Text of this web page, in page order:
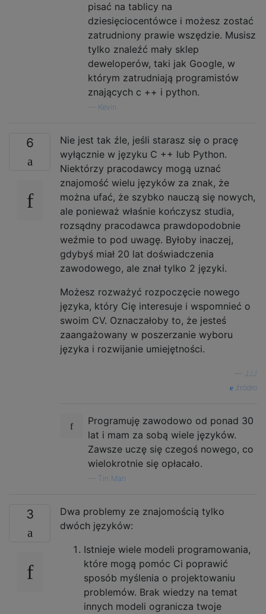
pisać na tablicy na
dziesięciocentówce i możesz zostać
zatrudniony prawie wszędzie. Musisz
tylko znaleźć mały sklep
deweloperów, taki jak Google, w
którym zatrudniają programistów
znających c ++ i python.
Kevin
6
Nie jest tak źle, jeśli starasz się o pracę
wyłącznie w języku C ++ lub Python.
Niektórzy pracodawcy mogą uznać
znajomość wielu języków za znak, że
można ufać, że szybko nauczą się nowych,
ale ponieważ właśnie kończysz studia,
rozsądny pracodawca prawdopodobnie
weźmie to pod uwagę. Byłoby inaczej,
gdybyś miał 20 lat doświadczenia
zawodowego, ale znał tylko 2 języki.
Możesz rozważyć rozpoczęcie nowego
języka, który Cię interesuje i wspomnieć o
swoim CV. Oznaczałoby to, że jesteś
zaangażowany w poszerzanie wyboru
języka i rozwijanie umiejętności.
JJJ
źródło
Programuję zawodowo od ponad 30
lat i mam za sobą wiele języków.
Zawsze uczę się czegoś nowego, co
wielokrotnie się opłacało.
Tin Man
3
Dwa problemy ze znajomością tylko
dwóch języków:
Istnieje wiele modeli programowania,
które mogą pomóc Ci poprawić
sposób myślenia o projektowaniu
problemów. Brak wiedzy na temat
innych modeli ogranicza twoje